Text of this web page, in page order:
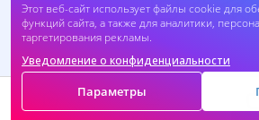
Этот веб-сайт использует файлы cookie для
функций сайта, а также для аналитики,
таргетирования рекламы.
Уведомление о конфиденциальности
Параметры
Принимаем к